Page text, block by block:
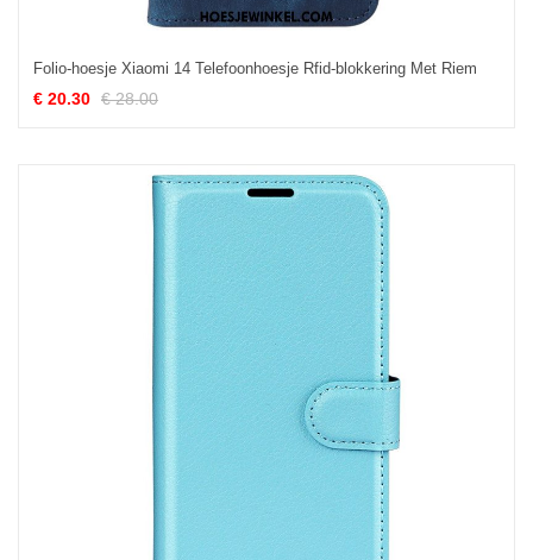
Folio-hoesje Xiaomi 14 Telefoonhoesje Rfid-blokkering Met Riem
€ 20.30 € 28.00